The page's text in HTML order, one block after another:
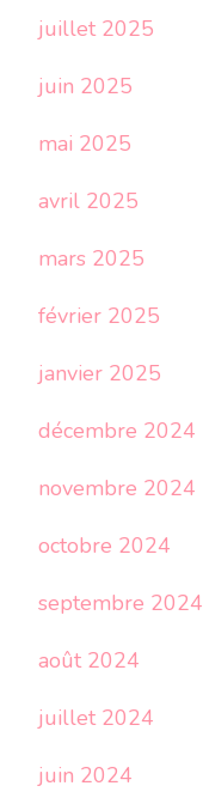
juillet 2025
juin 2025
mai 2025
avril 2025
mars 2025
février 2025
janvier 2025
décembre 2024
novembre 2024
octobre 2024
septembre 2024
août 2024
juillet 2024
juin 2024